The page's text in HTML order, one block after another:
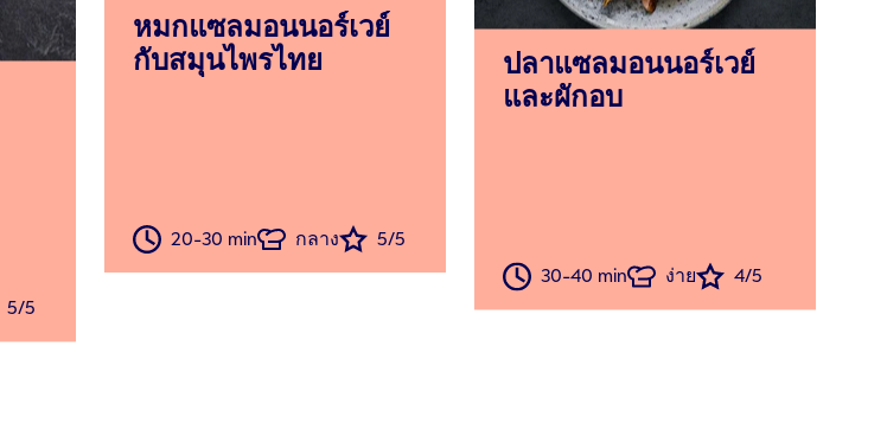
5/5
หมกแซลมอนนอร์เวย์
กับสมุนไพรไทย
20-30 min กลาง 5/5
ปลาแซลมอนนอร์เวย์
และผักอบ
30-40 min ง่าย 4/5